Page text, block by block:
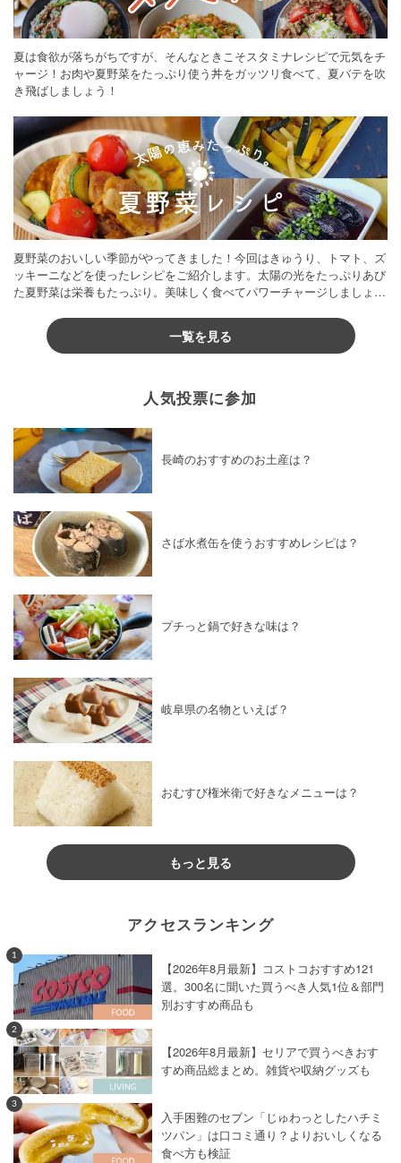
夏は食欲が落ちがちですが、そんなときこそスタミナレシピで元気をチ
ャージ！お肉や夏野菜をたっぷり使う丼をガッツリ食べて、夏バテを吹
き飛ばしましょう！
夏野菜のおいしい季節がやってきました！今回はきゅうり、トマト、ズ
ッキーニなどを使ったレシピをご紹介します。太陽の光をたっぷりあび
た夏野菜は栄養もたっぷり。美味しく食べてパワーチャージしましょう
一覧を見る
人気投票に参加
長崎のおすすめのお土産は？
さば水煮缶を使うおすすめレシピは？
プチっと鍋で好きな味は？
岐阜県の名物といえば？
おむすび権米衛で好きなメニューは？
もっと見る
アクセスランキング
1
【2026年8月最新】コストコおすすめ121
選。300名に聞いた買うべき人気1位＆部門
別おすすめ商品も
2
【2026年8月最新】セリアで買うべきおす
すめ商品総まとめ。雑貨や収納グッズも
3
入手困難のセブン「じゅわっとしたハチミ
ツパン」は口コミ通り？よりおいしくなる
食べ方も検証